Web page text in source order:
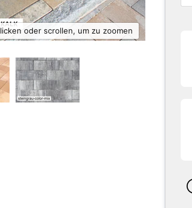
oder scrollen, um zu zoomen